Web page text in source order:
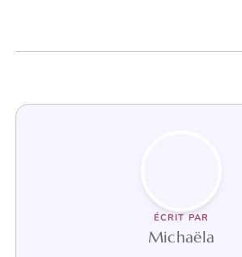
ÉCRIT PAR
Michaëla